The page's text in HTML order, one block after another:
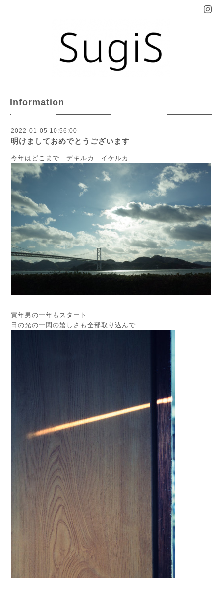
Information
2022-01-05 10:56:00
明けましておめでとうございます
今年はどこまで デキルカ イケルカ
寅年男の一年もスタート
日の光の一閃の嬉しさも全部取り込んで